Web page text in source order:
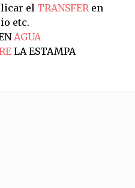
el TRANSFERen
etc.
AGUA
LA ESTAMPA